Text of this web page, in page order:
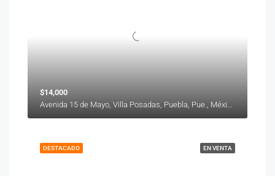
$14,000
Avenida 15 de Mayo, Villa Posadas, Puebla, Pue., México
EN VENTA
DESTACADO